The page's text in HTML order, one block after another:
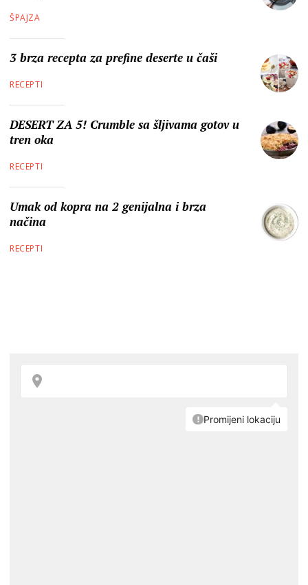
ŠPAJZA
3 brza recepta za prefine deserte u čaši
RECEPTI
DESERT ZA 5! Crumble sa šljivama gotov u
tren oka
RECEPTI
Umak od kopra na 2 genijalna i brza
načina
RECEPTI